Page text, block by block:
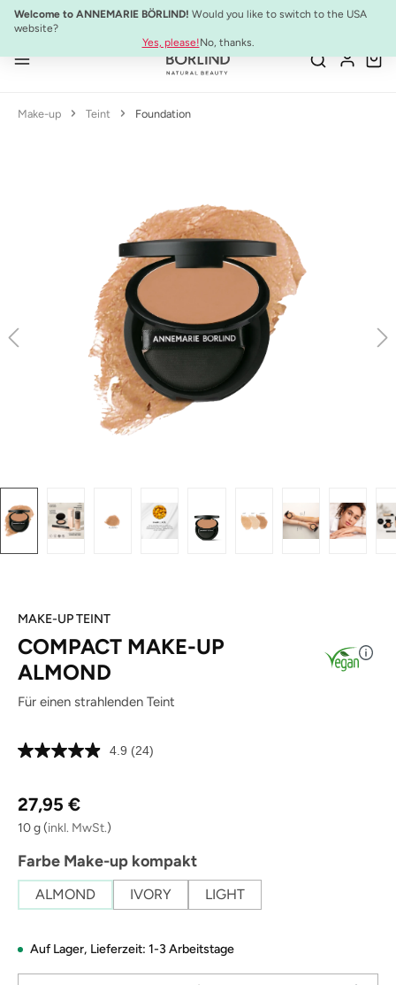
Zum Hauptinhalt springen
Welcome to ANNEMARIE BÖRLIND! Would you like to switch to the USA
website?
Yes, please!No, thanks.
NEU:ULTIMATE STRENGTH MASCARA
Make-up Teint Foundation
MAKE-UP TEINT
COMPACT MAKE-UP
ALMOND
Für einen strahlenden Teint
4.9 24
(24)
Regulärer Preis:
27,95 €
10 g(inkl. MwSt.)
Farbe Make-up kompaktauswählen
ALMOND IVORY LIGHT
Auf Lager, Lieferzeit: 1-3 Arbeitstage